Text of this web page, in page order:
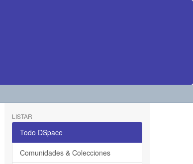
LISTAR
Todo DSpace
Comunidades & Colecciones